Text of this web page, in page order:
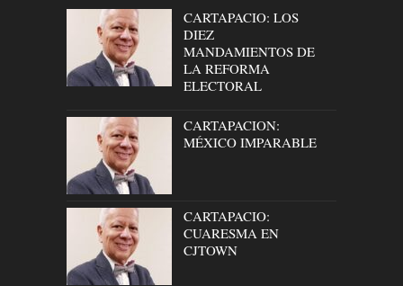
CARTAPACIO: LOS
DIEZ
MANDAMIENTOS DE
LA REFORMA
ELECTORAL
CARTAPACION:
MÉXICO IMPARABLE
CARTAPACIO:
CUARESMA EN
CJTOWN